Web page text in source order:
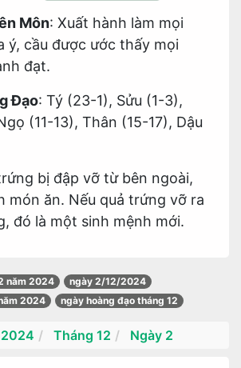
Môn: Xuất hành làm mọi
ý, cầu được ước thấy mọi
đạt.
Đạo: Tý (23-1), Sửu (1-3),
(11-13), Thân (15-17), Dậu
bị đập vỡ từ bên ngoài,
món ăn. Nếu quả trứng vỡ ra
đó là một sinh mệnh mới.
năm 2024
ngày 2/12/2024
2024
ngày hoàng đạo tháng 12
Tháng 12 Ngày 2